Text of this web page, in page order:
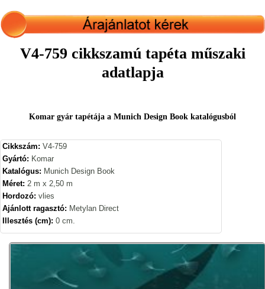
V4-759 cikkszamú tapéta műszaki
adatlapja
Komar gyár tapétája a Munich Design Book katalógusból
Cikkszám: V4-759
Gyártó: Komar
Katalógus: Munich Design Book
Méret: 2 m x 2,50 m
Hordozó: vlies
Ajánlott ragasztó: Metylan Direct
Illesztés (cm): 0 cm.